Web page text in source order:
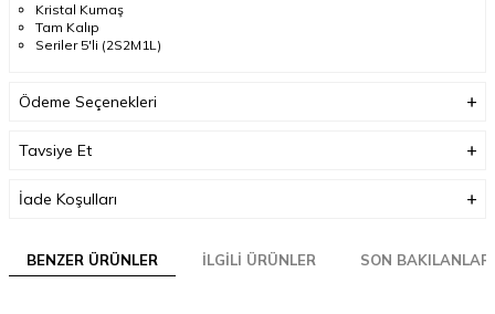
Kristal Kumaş
Tam Kalıp
Seriler 5'li (2S2M1L)
Ödeme Seçenekleri
Tavsiye Et
İade Koşulları
BENZER ÜRÜNLER İLGILI ÜRÜNLER SON BAKILANLAR